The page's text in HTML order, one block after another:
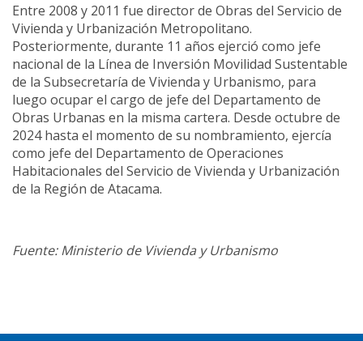
Entre 2008 y 2011 fue director de Obras del Servicio de
Vivienda y Urbanización Metropolitano.
Posteriormente, durante 11 años ejerció como jefe
nacional de la Línea de Inversión Movilidad Sustentable
de la Subsecretaría de Vivienda y Urbanismo, para
luego ocupar el cargo de jefe del Departamento de
Obras Urbanas en la misma cartera. Desde octubre de
2024 hasta el momento de su nombramiento, ejercía
como jefe del Departamento de Operaciones
Habitacionales del Servicio de Vivienda y Urbanización
de la Región de Atacama.
Fuente: Ministerio de Vivienda y Urbanismo